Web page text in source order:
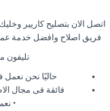
اتصل الان بتصليح كاريير
فريق اصلاح وافضل خدمة
تليفون
حاليًا نحن نعمل فى
فائقة فى مجال
•